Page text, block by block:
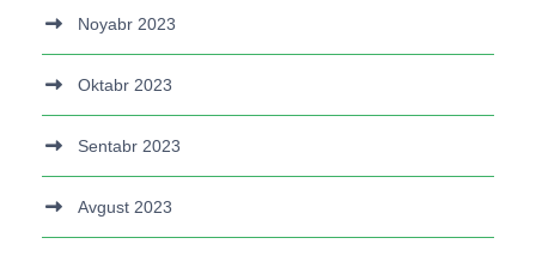
Noyabr 2023
Oktabr 2023
Sentabr 2023
Avgust 2023